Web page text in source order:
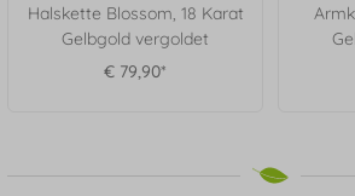
Halskette Blossom, 18 Karat
Gelbgold vergoldet
€ 79,90*